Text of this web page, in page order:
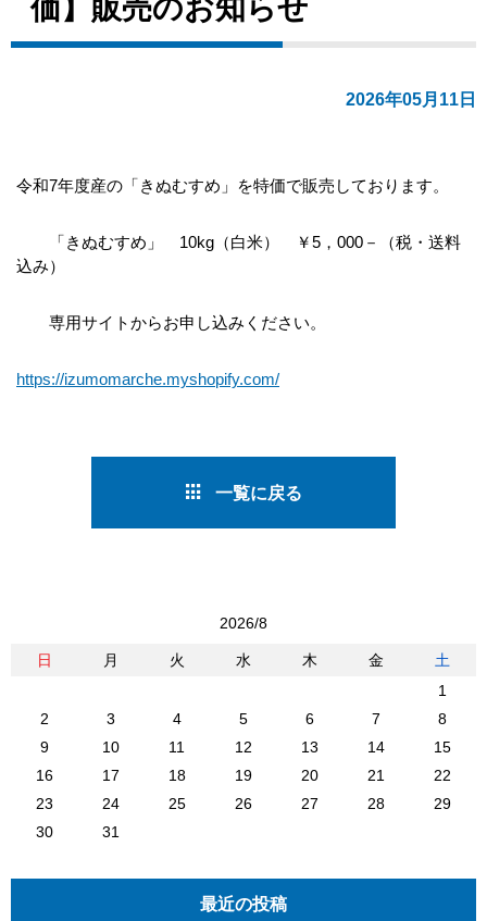
価】販売のお知らせ
2026年05月11日
令和7年度産の「きぬむすめ」を特価で販売しております。
「きぬむすめ」 10kg（白米） ￥5，000－（税・送料
込み）
専用サイトからお申し込みください。
https://izumomarche.myshopify.com/
一覧に戻る
2026/8
日 月 火 水 木 金
土
1
2
3 4 5 6 7
8
9
10 11 12 13 14
15
16
17 18 19 20 21
22
23
24 25 26 27 28
29
30
31
最近の投稿